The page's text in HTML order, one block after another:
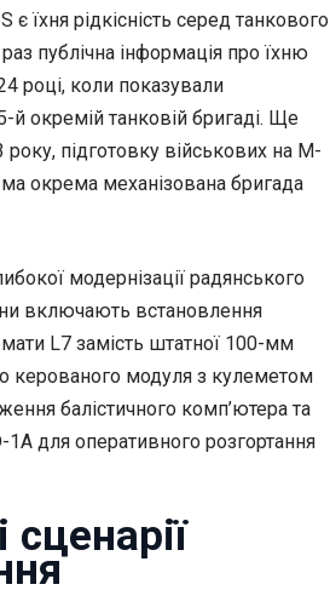
їхня рідкісність серед танкового
публічна інформація про їхню
році, коли показували
й окремій танковій бригаді. Ще
підготовку військових на M-
окрема механізована бригада
модернізації радянського
включають встановлення
L7 замість штатної 100-мм
керованого модуля з кулеметом
балістичного комп’ютера та
1A для оперативного розгортання
сценарії